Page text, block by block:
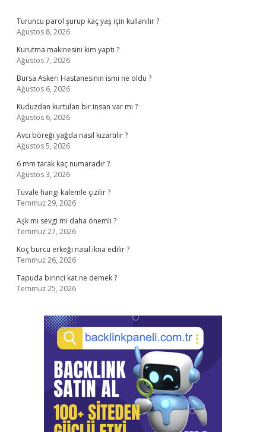
Turuncu parol şurup kaç yaş için kullanılır ?
Ağustos 8, 2026
Kurutma makinesini kim yaptı ?
Ağustos 7, 2026
Bursa Askeri Hastanesinin ismi ne oldu ?
Ağustos 6, 2026
Kuduzdan kurtulan bir insan var mı ?
Ağustos 6, 2026
Avcı böreği yağda nasıl kızartılır ?
Ağustos 5, 2026
6 mm tarak kaç numaradır ?
Ağustos 3, 2026
Tuvale hangi kalemle çizilir ?
Temmuz 29, 2026
Aşk mı sevgi mi daha önemli ?
Temmuz 27, 2026
Koç burcu erkeği nasıl ikna edilir ?
Temmuz 26, 2026
Tapuda birinci kat ne demek ?
Temmuz 25, 2026